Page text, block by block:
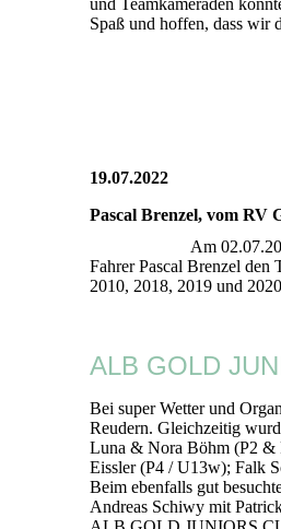
und Teamkameraden
Spaß und hoffen, dass wir
19.07.2022
Pascal Brenzel, vom RV
Am
Fahrer Pascal Brenzel
2010, 2018, 2019 und
ALB GOLD
Bei super Wetter und
Reudern. Gleichzeitig
Luna & Nora Böhm (P2 &
Eissler (P4 / U13w); Falk
Beim ebenfalls gut
Andreas Schiwy mit